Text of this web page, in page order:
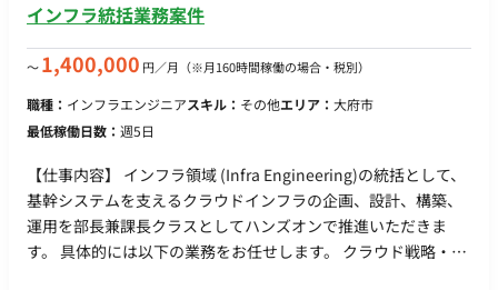
インフラ統括業務案件
〜1,400,000 円／月 （※月160時間稼働の場合・税別）
職種： インフラエンジニアスキル： その他エリア： 大府市
最低稼働日数： 週5日
【仕事内容】 インフラ領域 (Infra Engineering)の統括として、
基幹システムを支えるクラウドインフラの企画、設計、構築、
運用を部長兼課長クラスとしてハンズオンで推進いただきま
す。 具体的には以下の業務をお任せします。 クラウド戦略・設